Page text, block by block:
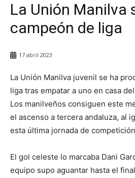
La Unión Manilva
campeón de liga
17 abril 2023
La Unión Manilva juvenil se ha
liga tras empatar a uno en casa
Los manilveños consiguen este
el ascenso a tercera andaluza, al
esta última jornada de
El gol celeste lo marcaba Dani
equipo supo aguantar hasta el